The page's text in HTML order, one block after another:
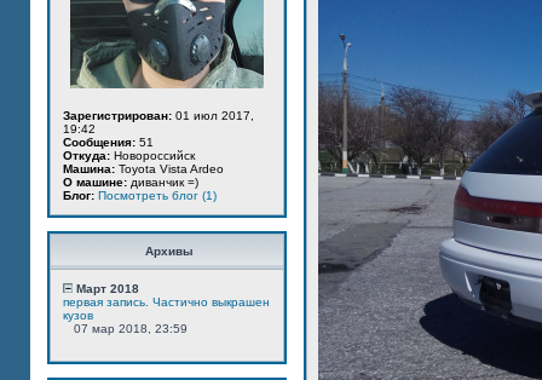
Зарегистрирован: 01 июл 2017,
19:42
Сообщения: 51
Откуда: Новороссийск
Машина: Toyota Vista Ardeo
О машине: диванчик =)
Блог: Посмотреть блог (1)
Архивы
Март 2018
первая запись. Частично выкрашен
кузов
07 мар 2018, 23:59